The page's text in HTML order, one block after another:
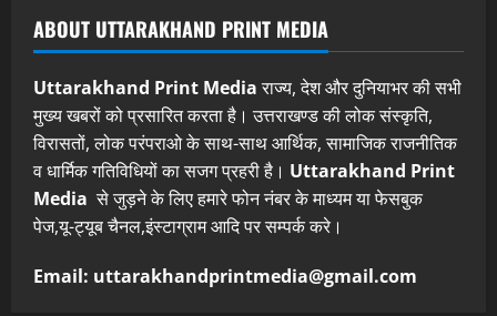
ABOUT UTTARAKHAND PRINT MEDIA
Uttarakhand Print Mediaराज्य, देश और दुनियाभर की सभी
मुख्य खबरों को प्रसारित करता है। उत्तराखण्ड की लोक संस्कृति,
विरासतों, लोक परंपराओ के साथ-साथ आर्थिक, सामाजिक राजनीतिक
व धार्मिक गतिविधियों का सजग प्रहरी है। Uttarakhand Print
Media से जुड़ने के लिए हमारे फोन नंबर के माध्यम या फेसबुक
पेज,यू-ट्यूब चैनल,इंस्टाग्राम आदि पर सम्पर्क करे।
Email: uttarakhandprintmedia@gmail.com